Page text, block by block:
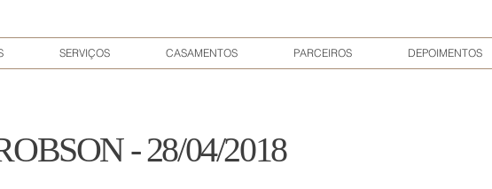
SERVIÇOS CASAMENTOS PARCEIROS DEPOIMENTOS
- 28/04/2018